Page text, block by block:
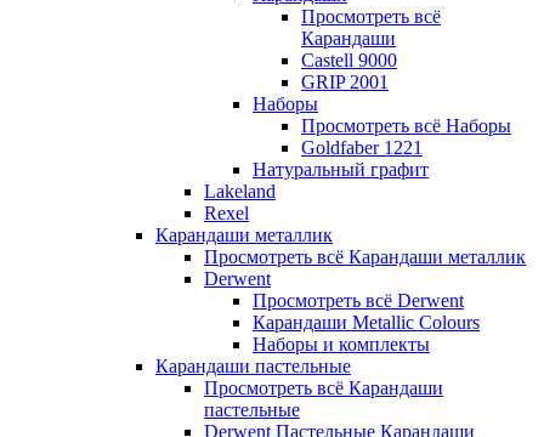
Просмотреть всё
Карандаши
Castell 9000
GRIP 2001
Наборы
Просмотреть всё Наборы
Goldfaber 1221
Натуральный графит
Lakeland
Rexel
Карандаши металлик
Просмотреть всё Карандаши металлик
Derwent
Просмотреть всё Derwent
Карандаши Metallic Colours
Наборы и комплекты
Карандаши пастельные
Просмотреть всё Карандаши
пастельные
Derwent Пастельные Карандаши